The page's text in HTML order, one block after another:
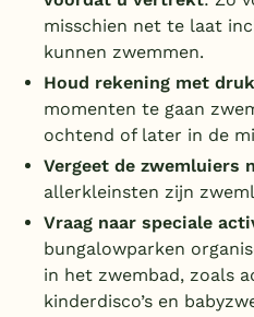
misschien net te laat
kunnen zwemmen.
Houd rekening met
momenten te gaan
ochtend of later in de
Vergeet de zwemluiers
allerkleinsten zijn
Vraag naar speciale
bungalowparken
in het zwembad, zoals
kinderdisco’s en